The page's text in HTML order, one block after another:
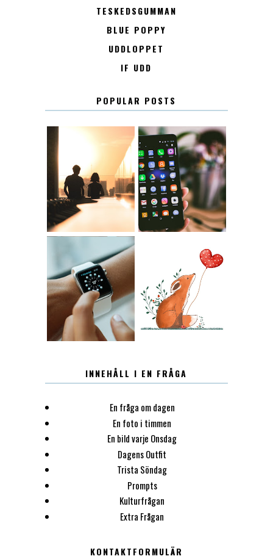
TESKEDSGUMMAN
BLUE POPPY
UDDLOPPET
IF UDD
POPULAR POSTS
KONTAKT KONTAKTLISTA
12.30 LUGN
INNEHÅLL I EN FRÅGA
En fråga om dagen
En foto i timmen
En bild varje Onsdag
Dagens Outfit
Trista Söndag
Prompts
Kulturfrågan
Extra Frågan
KONTAKTFORMULÄR